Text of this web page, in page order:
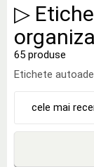
▷
65 produse
Etichete
cele mai